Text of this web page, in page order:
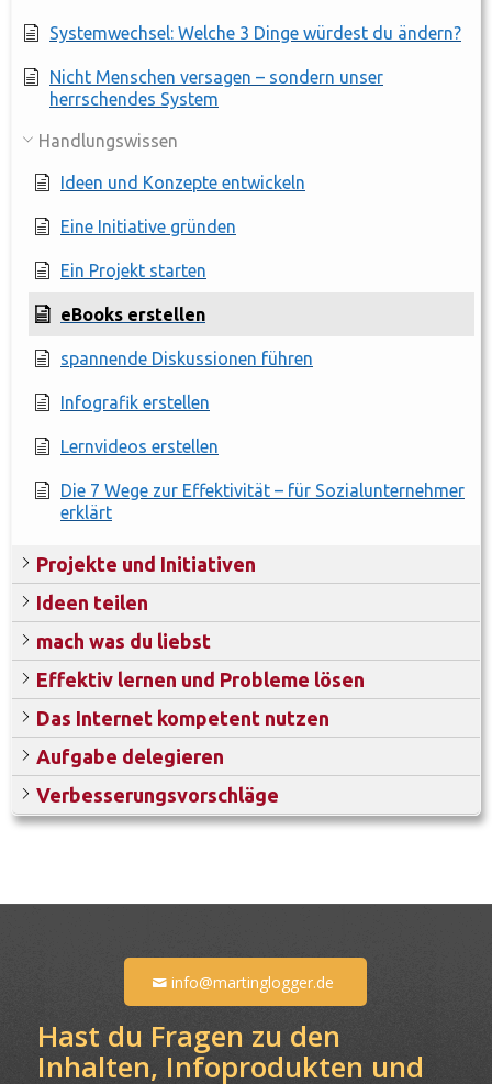
Systemwechsel: Welche 3 Dinge würdest du ändern?
Nicht Menschen versagen – sondern unser
herrschendes System
Handlungswissen
Ideen und Konzepte entwickeln
Eine Initiative gründen
Ein Projekt starten
eBooks erstellen
spannende Diskussionen führen
Infografik erstellen
Lernvideos erstellen
Die 7 Wege zur Effektivität – für Sozialunternehmer
erklärt
Projekte und Initiativen
Ideen teilen
mach was du liebst
Effektiv lernen und Probleme lösen
Das Internet kompetent nutzen
Aufgabe delegieren
Verbesserungsvorschläge
info@martinglogger.de
Hast du Fragen zu den
Inhalten, Infoprodukten und